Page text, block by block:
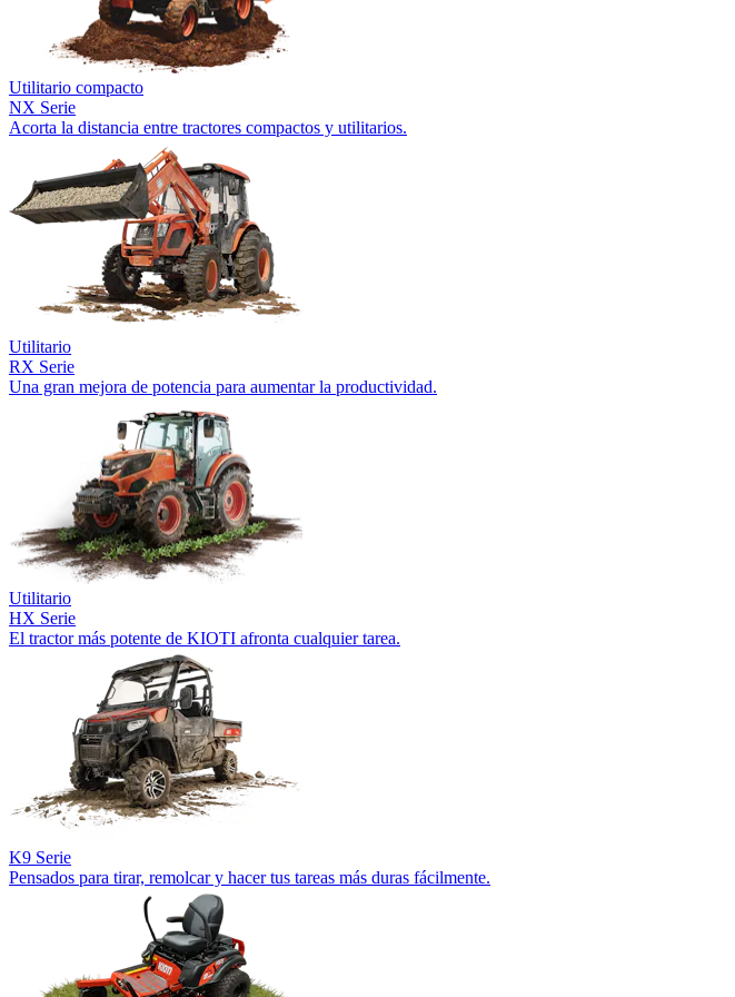
Utilitario compacto
NX Serie
Acorta la distancia entre tractores compactos y utilitarios.
Utilitario
RX Serie
Una gran mejora de potencia para aumentar la productividad.
Utilitario
HX Serie
El tractor más potente de KIOTI afronta cualquier tarea.
K9 Serie
Pensados para tirar, remolcar y hacer tus tareas más duras fácilmente.